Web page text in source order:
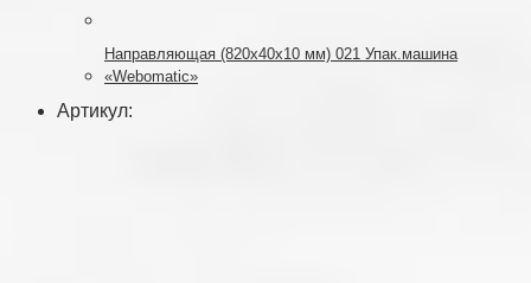
Направляющая (820х40х10 мм) 021 Упак.машина
«Webomatic»
Артикул: